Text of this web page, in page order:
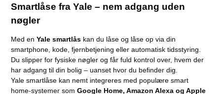
Smartlåse fra Yale – nem adgang uden
nøgler
Med enYale smartlås kan du låse og låse op via din
smartphone, kode, fjernbetjening eller automatisk tidsstyring.
Du slipper for fysiske nøgler og får fuld kontrol over, hvem der
har adgang til din bolig – uanset hvor du befinder dig.
Yale smartlåse kan nemt integreres med populære smart
home-systemer somGoogle Home, Amazon Alexa og Apple